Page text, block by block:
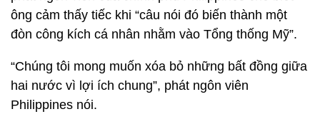
ông cảm thấy tiếc khi “câu nói đó biến thành một
đòn công kích cá nhân nhằm vào Tổng thống Mỹ”.
“Chúng tôi mong muốn xóa bỏ những bất đồng giữa
hai nước vì lợi ích chung”, phát ngôn viên
Philippines nói.